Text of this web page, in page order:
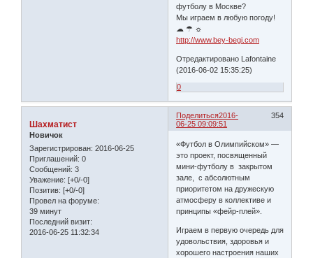
футболу в Москве?
Мы играем в любую погоду!
☁ ☂ ☼
http://www.bey-begi.com
Отредактировано Lafontaine
(2016-06-02 15:35:25)
0
Поделиться 354
2016-
06-25 09:09:51
Шахматист
Новичок
Зарегистрирован: 2016-06-25
Приглашений: 0
Сообщений: 3
Уважение: [+0/-0]
Позитив: [+0/-0]
Провел на форуме:
39 минут
Последний визит:
2016-06-25 11:32:34
«Футбол в Олимпийском» —
это проект, посвященный
мини-футболу в закрытом
зале, с абсолютным
приоритетом на дружескую
атмосферу в коллективе и
принципы «фейр-плей».
Играем в первую очередь для
удовольствия, здоровья и
хорошего настроения наших